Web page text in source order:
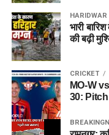
HARIDWAR
भारी
की बढ़ी
CRICKET
MO-W
30: